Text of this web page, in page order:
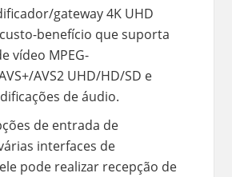
gateway 4K UHD
benefício que suporta
vídeo MPEG-
AVS2 UHD/HD/SD e
de áudio.
de entrada de
interfaces de
pode realizar recepção de